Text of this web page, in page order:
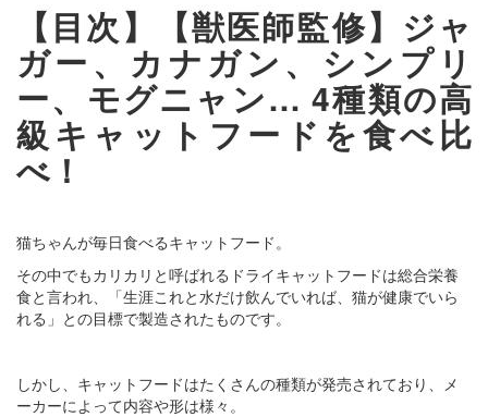
【目次】【獣医師監修】ジャ
ガー、カナガン、シンプリ
ー、モグニャン… 4種類の高
級キャットフードを食べ比
べ！
猫ちゃんが毎日食べるキャットフード。
その中でもカリカリと呼ばれるドライキャットフードは総合栄養
食と言われ、「生涯これと水だけ飲んでいれば、猫が健康でいら
れる」との目標で製造されたものです。
しかし、キャットフードはたくさんの種類が発売されており、メ
ーカーによって内容や形は様々。